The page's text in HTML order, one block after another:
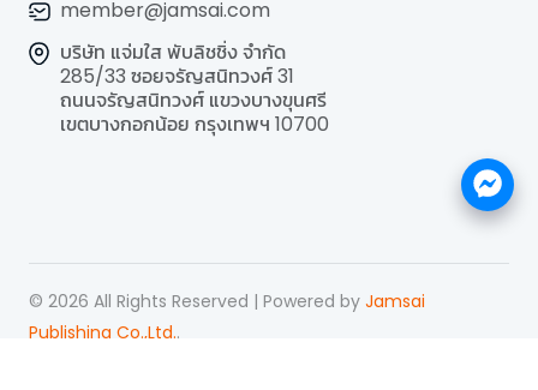
member@jamsai.com
บริษัท แจ่มใส พับลิชชิ่ง จำกัด
285/33 ซอยจรัญสนิทวงศ์ 31
ถนนจรัญสนิทวงศ์ แขวงบางขุนศรี
เขตบางกอกน้อย กรุงเทพฯ 10700
© 2026 All Rights Reserved | Powered by Jamsai
Publishing Co.,Ltd..